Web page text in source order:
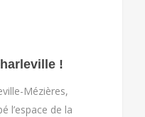
!
Mézières,
l’espace de la